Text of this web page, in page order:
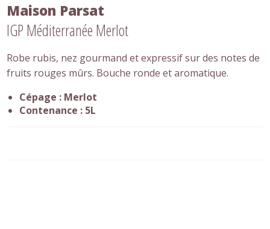
Maison Parsat
IGP Méditerranée Merlot
Robe rubis, nez gourmand et expressif sur des notes de
fruits rouges mûrs. Bouche ronde et aromatique.
Cépage : Merlot
Contenance : 5L